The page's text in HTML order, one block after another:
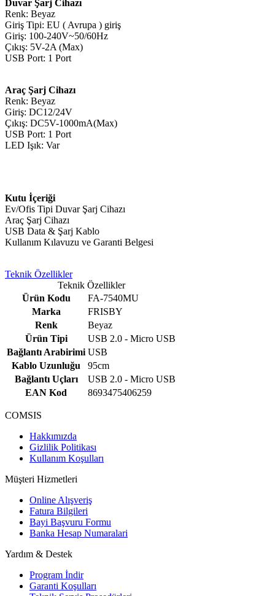
Duvar Şarj Cihazı
Renk: Beyaz
Giriş Tipi: EU ( Avrupa ) giriş
Giriş: 100-240V~50/60Hz
Çıkış: 5V-2A (Max)
USB Port: 1 Port
Araç Şarj Cihazı
Renk: Beyaz
Giriş: DC12/24V
Çıkış: DC5V-1000mA(Max)
USB Port: 1 Port
LED Işık: Var
Kutu İçeriği
Ev/Ofis Tipi Duvar Şarj Cihazı
Araç Şarj Cihazı
USB Data & Şarj Kablo
Kullanım Kılavuzu ve Garanti Belgesi
Teknik Özellikler
Teknik Özellikler
Ürün Kodu
FA-7540MU
Marka
FRISBY
Renk
Beyaz
Ürün Tipi
USB 2.0 - Micro USB
Bağlantı Arabirimi USB
Kablo Uzunluğu
95cm
Bağlantı Uçları
USB 2.0 - Micro USB
EAN Kod
8693475406259
COMSIS
Hakkımızda
Gizlilik Politikası
Kullanım Koşulları
Müşteri Hizmetleri
Online Alışveriş
Fatura Bilgileri
Bayi Başvuru Formu
Banka Hesap Numaralari
Yardım & Destek
Program İndir
Garanti Koşulları